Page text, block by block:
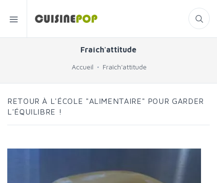
Fraîch'attitude
Accueil Fraîch'attitude
RETOUR À L'ÉCOLE "ALIMENTAIRE" POUR GARDER
L'ÉQUILIBRE !